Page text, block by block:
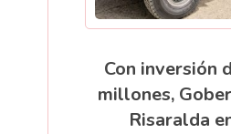
Con inversión
millones,
Risaralda